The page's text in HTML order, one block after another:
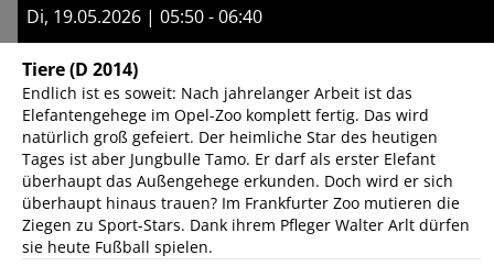
Di, 19.05.2026 | 05:50 - 06:40
Tiere(D 2014)
Endlich ist es soweit: Nach jahrelanger Arbeit ist das
Elefantengehege im Opel-Zoo komplett fertig. Das wird
natürlich groß gefeiert. Der heimliche Star des heutigen
Tages ist aber Jungbulle Tamo. Er darf als erster Elefant
überhaupt das Außengehege erkunden. Doch wird er sich
überhaupt hinaus trauen? Im Frankfurter Zoo mutieren die
Ziegen zu Sport-Stars. Dank ihrem Pfleger Walter Arlt dürfen
sie heute Fußball spielen.